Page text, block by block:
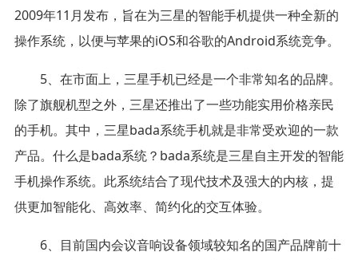
2009年11月发布，旨在为三星的智能手机提供一种全新的
操作系统，以便与苹果的iOS和谷歌的Android系统竞争。
5、在市面上，三星手机已经是一个非常知名的品牌。
除了旗舰机型之外，三星还推出了一些功能实用价格亲民
的手机。其中，三星bada系统手机就是非常受欢迎的一款
产品。什么是bada系统？bada系统是三星自主开发的智能
手机操作系统。此系统结合了现代技术及强大的内核，提
供更加智能化、高效率、简约化的交互体验。
6、目前国内会议音响设备领域较知名的国产品牌前十